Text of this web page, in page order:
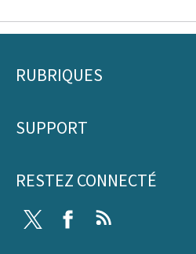
Pied
page
RUBRIQUES
SUPPORT
RESTEZ CONNECTÉ
Twitter Facebook